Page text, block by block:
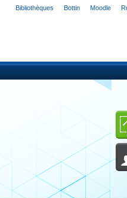
Bibliothèques Bottin Moodle